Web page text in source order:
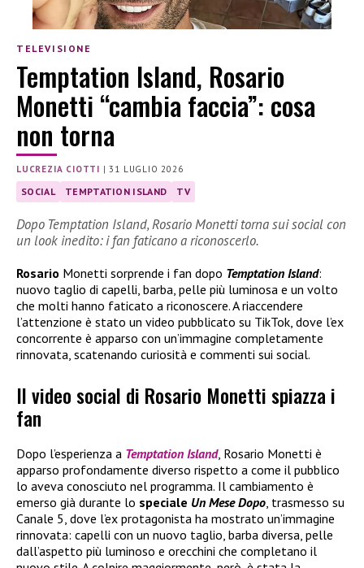
TELEVISIONE
Temptation Island, Rosario
Monetti “cambia faccia”: cosa
non torna
LUCREZIA CIOTTI |31 LUGLIO 2026
SOCIAL TEMPTATION ISLAND TV
Dopo Temptation Island, Rosario Monetti torna sui social con
un look inedito: i fan faticano a riconoscerlo.
Rosario Monetti sorprende i fan dopo Temptation Island:
nuovo taglio di capelli, barba, pelle più luminosa e un volto
che molti hanno faticato a riconoscere. A riaccendere
l’attenzione è stato un video pubblicato su TikTok, dove l’ex
concorrente è apparso con un’immagine completamente
rinnovata, scatenando curiosità e commenti sui social.
Il video social di Rosario Monetti spiazza i
fan
Dopo l’esperienza a Temptation Island, Rosario Monetti è
apparso profondamente diverso rispetto a come il pubblico
lo aveva conosciuto nel programma. Il cambiamento è
emerso già durante lo speciale Un Mese Dopo, trasmesso su
Canale 5, dove l’ex protagonista ha mostrato un’immagine
rinnovata: capelli con un nuovo taglio, barba diversa, pelle
dall’aspetto più luminoso e orecchini che completano il